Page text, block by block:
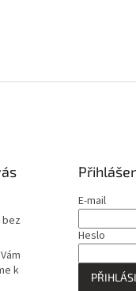
bez
k
E-mail
Heslo